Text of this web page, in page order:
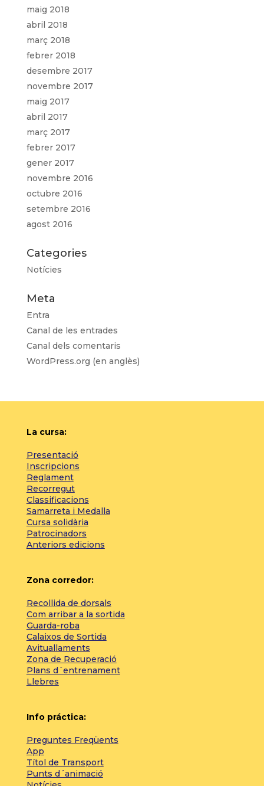
maig 2018
abril 2018
març 2018
febrer 2018
desembre 2017
novembre 2017
maig 2017
abril 2017
març 2017
febrer 2017
gener 2017
novembre 2016
octubre 2016
setembre 2016
agost 2016
Categories
Notícies
Meta
Entra
Canal de les entrades
Canal dels comentaris
WordPress.org (en anglès)
La cursa:
Presentació
Inscripcions
Reglament
Recorregut
Classificacions
Samarreta i Medalla
Cursa solidària
Patrocinadors
Anteriors edicions
Zona corredor:
Recollida de dorsals
Com arribar a la sortida
Guarda-roba
Calaixos de Sortida
Avituallaments
Zona de Recuperació
Plans d´entrenament
Llebres
Info práctica:
Preguntes Freqüents
App
Títol de Transport
Punts d´animació